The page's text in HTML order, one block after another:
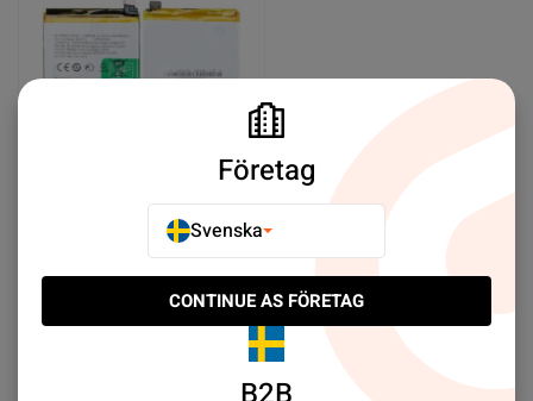
Batteri till Oppo Realme
Köp nu
Företag
Svenska
CONTINUE AS FÖRETAG